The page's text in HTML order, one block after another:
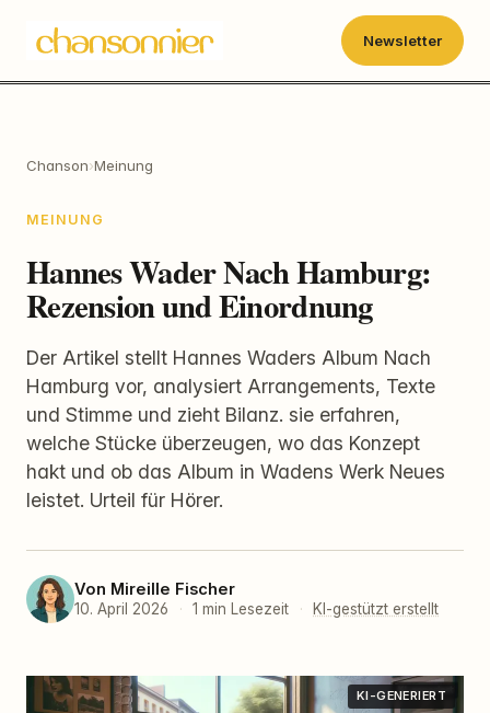
Newsletter
Chanson›Meinung
MEINUNG
Hannes Wader Nach Hamburg:
Rezension und Einordnung
Der Artikel stellt Hannes Waders Album Nach
Hamburg vor, analysiert Arrangements, Texte
und Stimme und zieht Bilanz. sie erfahren,
welche Stücke überzeugen, wo das Konzept
hakt und ob das Album in Wadens Werk Neues
leistet. Urteil für Hörer.
Von Mireille Fischer
10. April 2026 · 1 min Lesezeit · KI-gestützt erstellt
KI-GENERIERT